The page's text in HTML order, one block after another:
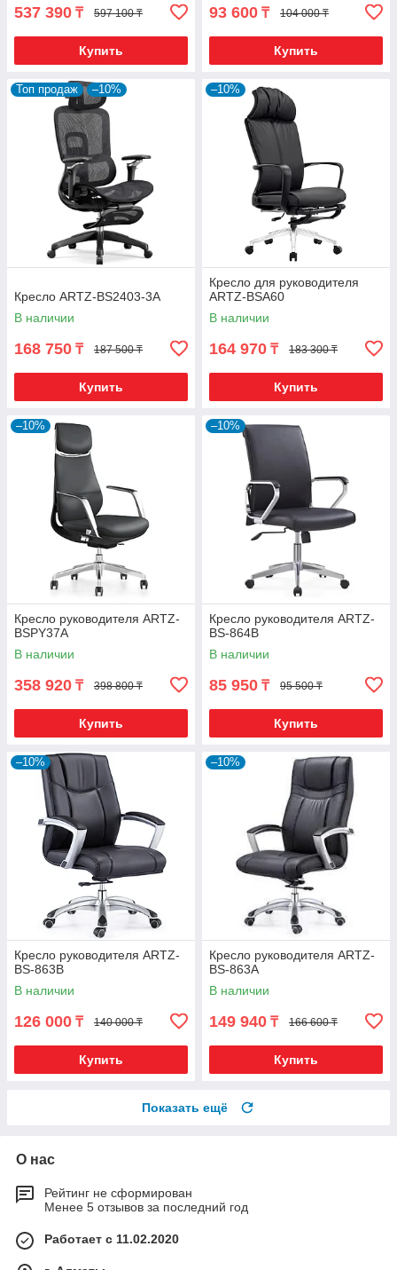
537 390 ₸ 597 100 ₸
Купить
93 600 ₸ 104 000 ₸
Купить
Топ продаж –10%
Кресло ARTZ-BS2403-3A
В наличии
168 750 ₸ 187 500 ₸
Купить
–10%
Кресло для руководителя
ARTZ-BSA60
В наличии
164 970 ₸ 183 300 ₸
Купить
–10%
Кресло руководителя ARTZ-
BSPY37A
В наличии
358 920 ₸ 398 800 ₸
Купить
–10%
Кресло руководителя ARTZ-
BS-864В
В наличии
85 950 ₸ 95 500 ₸
Купить
–10%
Кресло руководителя ARTZ-
BS-863B
В наличии
126 000 ₸ 140 000 ₸
Купить
–10%
Кресло руководителя ARTZ-
BS-863A
В наличии
149 940 ₸ 166 600 ₸
Купить
Показать ещё
О нас
Рейтинг не сформирован
Менее 5 отзывов за последний год
Работает с 11.02.2020